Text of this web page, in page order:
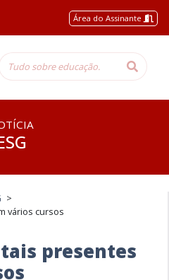
Área do Assinante
>
vários cursos
presentes